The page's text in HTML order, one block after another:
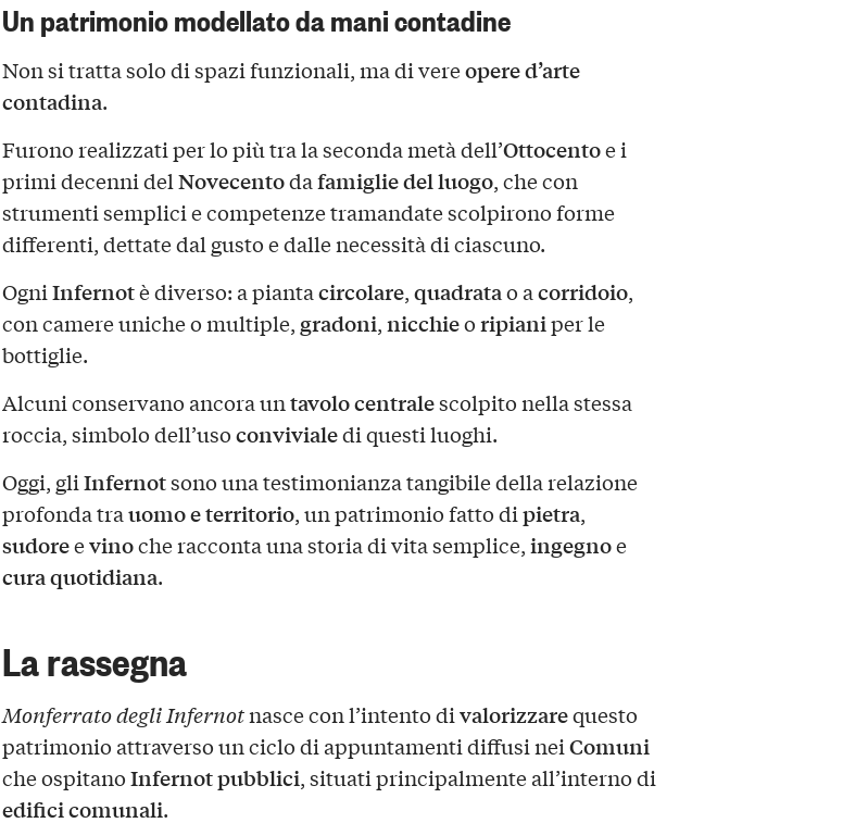
Un patrimonio modellato da mani contadine
Non si tratta solo di spazi funzionali, ma di vereopere d’arte
contadina.
Furono realizzati per lo più tra la seconda metà dell’Ottocentoe i
primi decenni delNovecentodafamiglie del luogo, che con
strumenti semplici e competenze tramandate scolpirono forme
differenti, dettate dal gusto e dalle necessità di ciascuno.
OgniInfernotè diverso: a piantacircolare,quadratao acorridoio,
con camere uniche o multiple, gradoni,nicchieoripianiper le
bottiglie.
Alcuni conservano ancora untavolo centralescolpito nella stessa
roccia, simbolo dell’usoconvivialedi questi luoghi.
Oggi, gliInfernotsono una testimonianza tangibile della relazione
profonda trauomo e territorio, un patrimonio fatto dipietra,
sudoreevinoche racconta una storia di vita semplice,ingegnoe
cura quotidiana.
La rassegna
Monferrato degli Infernotnasce con l’intento divalorizzarequesto
patrimonio attraverso un ciclo di appuntamenti diffusi neiComuni
che ospitanoInfernot pubblici, situati principalmente all’interno di
edifici comunali.